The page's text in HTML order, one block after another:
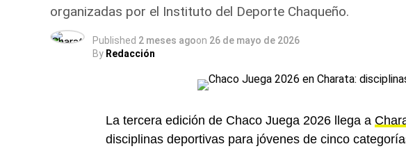
organizadas por el Instituto del Deporte Chaqueño.
Published 2 meses agoon 26 de mayo de 2026
By Redacción
La tercera edición de Chaco Juega 2026 llega a
disciplinas deportivas para jóvenes de cinco